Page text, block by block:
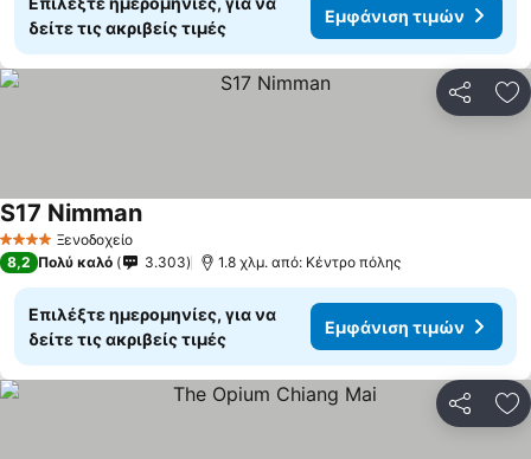
δείτε τις ακριβείς τιμές
Εμφάνιση τιμών
4 ΑστέριαΞενοδοχείο
S17 Nimman
8,2 Πολύ καλό 3.303 1.8 χλμ. από: Κέντρο πόλης
Επιλέξτε ημερομηνίες, για να
δείτε τις ακριβείς τιμές
Εμφάνιση τιμών